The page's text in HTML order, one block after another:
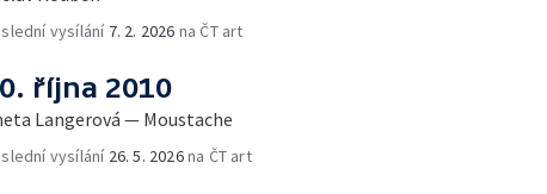
vysílání 7. 2. 2026 na ČT art
října 2010
Langerová — Moustache
vysílání 26. 5. 2026na ČT art